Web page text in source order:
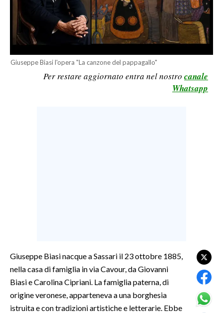
ECONOMIA
SERVIZI ALLE IMPRESE
BANDI
CULTURA
SPETTACOLI
GOSSIP
Giuseppe Biasi l'opera "La canzone del pappagallo"
Per restare aggiornato entra nel nostro canale
Whatsapp
Giuseppe Biasi nacque a Sassari il 23 ottobre 1885,
nella casa di famiglia in via Cavour, da Giovanni
Biasi e Carolina Cipriani. La famiglia paterna, di
origine veronese, apparteneva a una borghesia
istruita e con tradizioni artistiche e letterarie. Ebbe